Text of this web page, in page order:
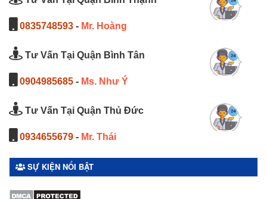
0835748593 - Mr. Hoàng
Tư Vấn Tại Quận Bình Tân
0904985685 - Ms. Như Ý
Tư Vấn Tại Quận Thủ Đức
0934655679 - Mr. Thái
SỰ KIỆN NỔI BẬT